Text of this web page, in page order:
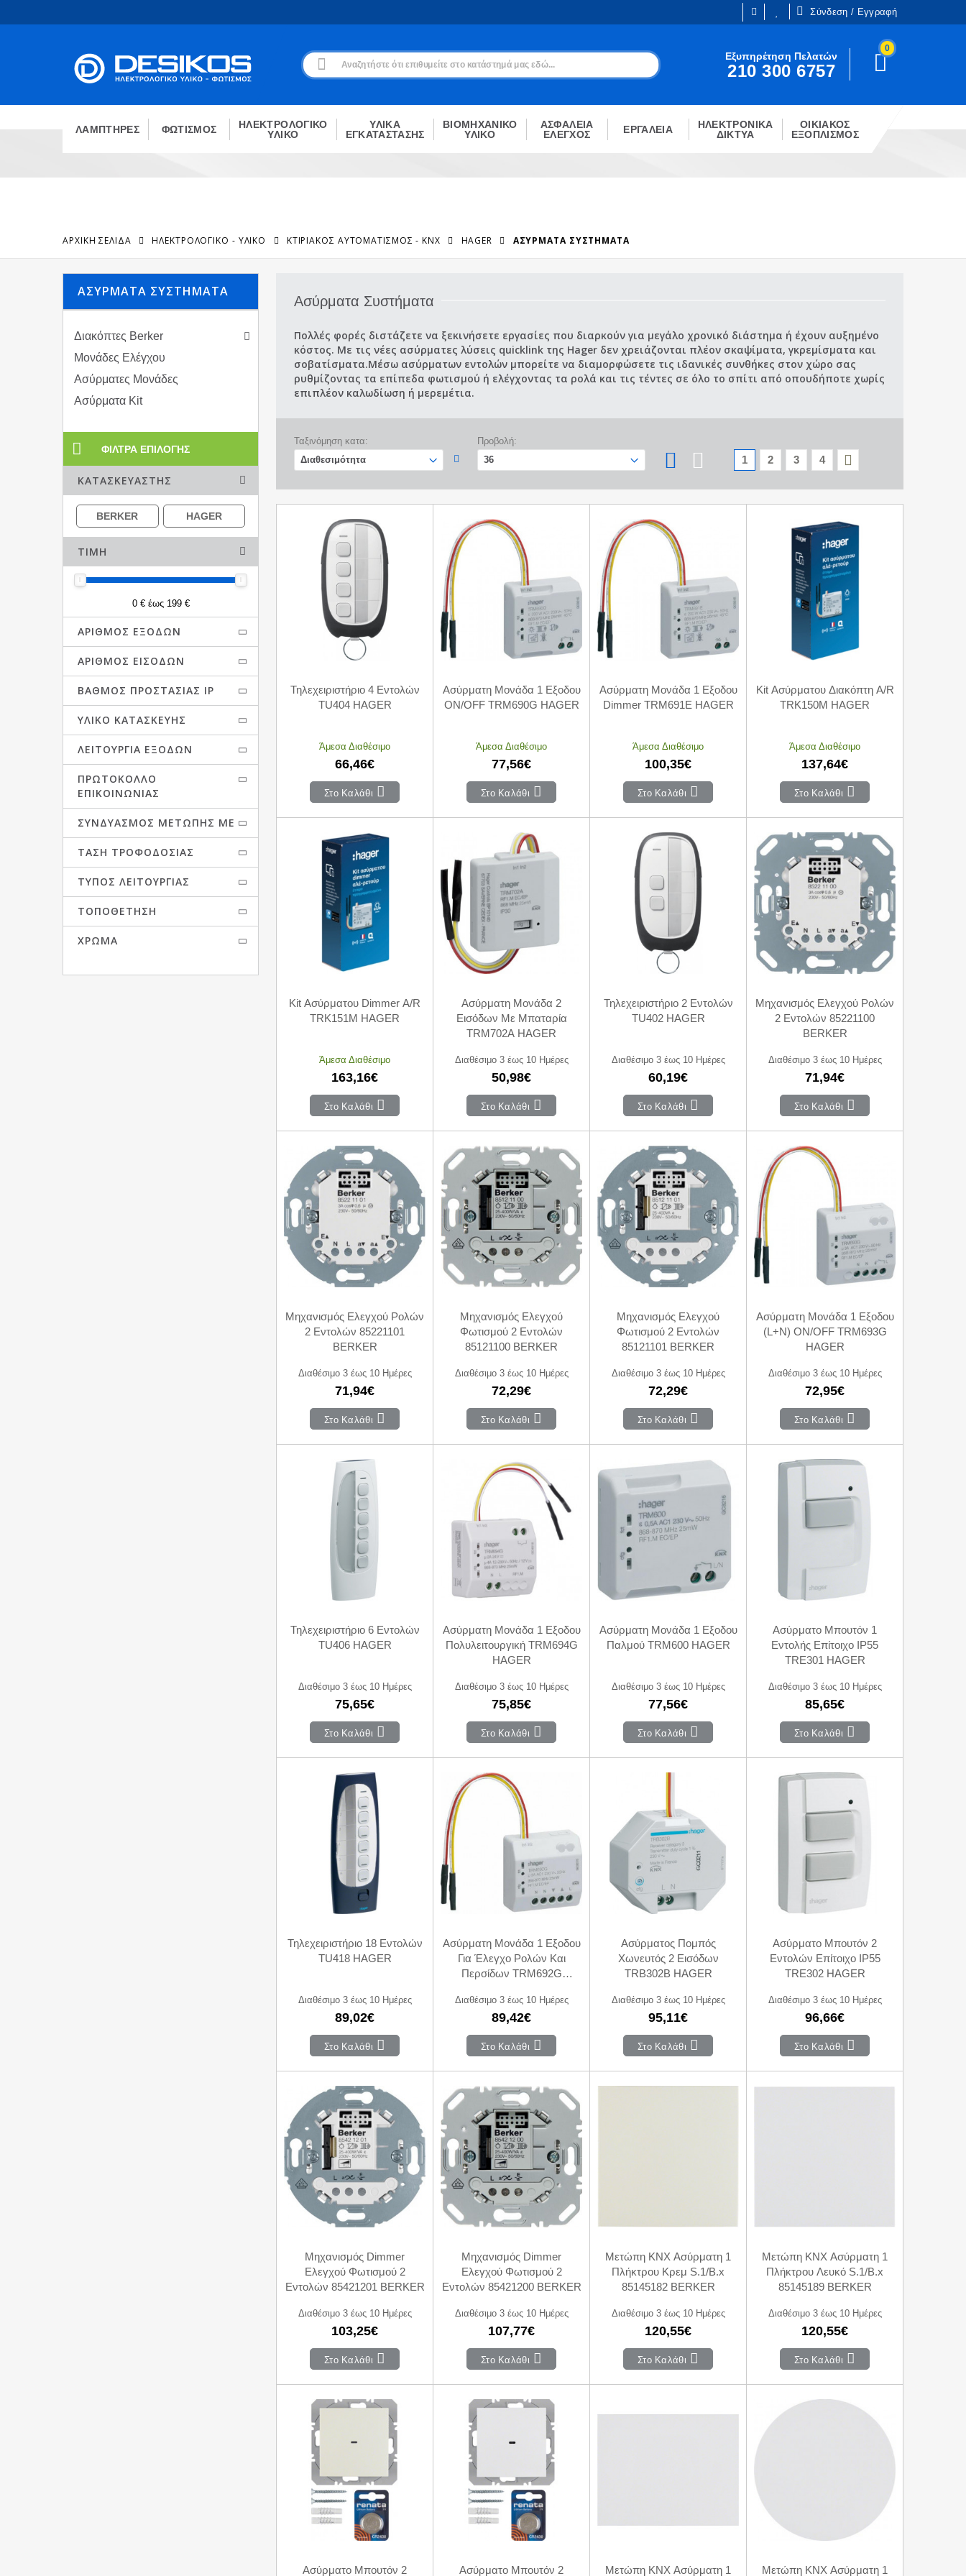
Σύνδεση / Εγγραφή
Εγγραφή
Δεν είσαι μέλος;
ΕΓΓΡΑΦΉ
Είμαι ήδη πελάτης
ΣΎΝΔΕΣΗ
Εξυπηρέτηση Πελατών
210 300 6757
0
ΛΑΜΠΤΗΡΕΣ ΦΩΤΙΣΜΟΣ
ΗΛΕΚΤΡΟΛΟΓΙΚΟ
ΥΛΙΚΟ
ΥΛΙΚΑ
ΕΓΚΑΤΑΣΤΑΣΗΣ
ΒΙΟΜΗΧΑΝΙΚΟ
ΥΛΙΚΟ
ΑΣΦΑΛΕΙΑ
ΕΛΕΓΧΟΣ
ΕΡΓΑΛΕΙΑ
ΗΛΕΚΤΡΟΝΙΚΑ
ΔΙΚΤΥΑ
ΟΙΚΙΑΚΟΣ
ΕΞΟΠΛΙΣΜΟΣ
ΑΡΧΙΚΉ ΣΕΛΊΔΑ ΗΛΕΚΤΡΟΛΟΓΙΚΟ - ΥΛΙΚΟ ΚΤΙΡΙΑΚΌΣ ΑΥΤΟΜΑΤΙΣΜΌΣ - KNX HAGER ΑΣΎΡΜΑΤΑ ΣΥΣΤΉΜΑΤΑ
ΑΣΎΡΜΑΤΑ ΣΥΣΤΉΜΑΤΑ
Διακόπτες Berker
Μονάδες Ελέγχου
Ασύρματες Μονάδες
Ασύρματα Kit
ΦΊΛΤΡΑ ΕΠΙΛΟΓΉΣ
ΚΑΤΑΣΚΕΥΑΣΤΉΣ
BERKER HAGER
ΤΙΜΉ
0 € έως 199 €
ΑΡΙΘΜΌΣ ΕΞΌΔΩΝ
ΑΡΙΘΜΌΣ ΕΙΣΌΔΩΝ
ΒΑΘΜΌΣ ΠΡΟΣΤΑΣΊΑΣ IP
ΥΛΙΚΌ ΚΑΤΑΣΚΕΥΉΣ
ΛΕΙΤΟΥΡΓΊΑ ΕΞΌΔΩΝ
ΠΡΩΤΌΚΟΛΛΟ
ΕΠΙΚΟΙΝΩΝΙΑΣ
ΣΥΝΔΥΑΣΜΌΣ ΜΕΤΏΠΗΣ ΜΕ
ΤΆΣΗ ΤΡΟΦΟΔΟΣΊΑΣ
ΤΎΠΟΣ ΛΕΙΤΟΥΡΓΊΑΣ
ΤΟΠΟΘΈΤΗΣΗ
ΧΡΏΜΑ
Ασύρματα Συστήματα
Πολλές φορές διστάζετε να ξεκινήσετε εργασίες που διαρκούν για μεγάλο χρονικό διάστημα ή έχουν αυξημένο
κόστος. Με τις νέες ασύρματες λύσεις quicklink της Hager δεν χρειάζονται πλέον σκαψίματα, γκρεμίσματα και
σοβατίσματα.Μέσω ασύρματων εντολών μπορείτε να διαμορφώσετε τις ιδανικές συνθήκες στον χώρο σας
ρυθμίζοντας τα επίπεδα φωτισμού ή ελέγχοντας τα ρολά και τις τέντες σε όλο το σπίτι από οπουδήποτε χωρίς
επιπλέον καλωδίωση ή μερεμέτια.
Ταξινόμηση κατα: Προβολή:
1 2 3 4
Τηλεχειριστήριο 4 Εντολών
TU404 HAGER
Άμεσα Διαθέσιμο
66,46€
Στο Καλάθι
Ασύρματη Μονάδα 1 Εξοδου
ON/OFF TRM690G HAGER
Άμεσα Διαθέσιμο
77,56€
Στο Καλάθι
Ασύρματη Μονάδα 1 Εξοδου
Dimmer TRM691E HAGER
Άμεσα Διαθέσιμο
100,35€
Στο Καλάθι
Kit Ασύρματου Διακόπτη A/R
TRK150M HAGER
Άμεσα Διαθέσιμο
137,64€
Στο Καλάθι
Kit Ασύρματου Dimmer A/R
TRK151M HAGER
Άμεσα Διαθέσιμο
163,16€
Στο Καλάθι
Ασύρματη Μονάδα 2
Εισόδων Με Μπαταρία
TRM702A HAGER
Διαθέσιμο 3 έως 10 Ημέρες
50,98€
Στο Καλάθι
Τηλεχειριστήριο 2 Εντολών
TU402 HAGER
Διαθέσιμο 3 έως 10 Ημέρες
60,19€
Στο Καλάθι
Μηχανισμός Ελεγχού Ρολών
2 Εντολών 85221100
BERKER
Διαθέσιμο 3 έως 10 Ημέρες
71,94€
Στο Καλάθι
Μηχανισμός Ελεγχού Ρολών
2 Εντολών 85221101
BERKER
Διαθέσιμο 3 έως 10 Ημέρες
71,94€
Στο Καλάθι
Μηχανισμός Ελεγχού
Φωτισμού 2 Εντολών
85121100 BERKER
Διαθέσιμο 3 έως 10 Ημέρες
72,29€
Στο Καλάθι
Μηχανισμός Ελεγχού
Φωτισμού 2 Εντολών
85121101 BERKER
Διαθέσιμο 3 έως 10 Ημέρες
72,29€
Στο Καλάθι
Ασύρματη Μονάδα 1 Εξοδου
(L+N) ON/OFF TRM693G
HAGER
Διαθέσιμο 3 έως 10 Ημέρες
72,95€
Στο Καλάθι
Τηλεχειριστήριο 6 Εντολών
TU406 HAGER
Διαθέσιμο 3 έως 10 Ημέρες
75,65€
Στο Καλάθι
Ασύρματη Μονάδα 1 Εξοδου
Πολυλειτουργική TRM694G
HAGER
Διαθέσιμο 3 έως 10 Ημέρες
75,85€
Στο Καλάθι
Ασύρματη Μονάδα 1 Εξοδου
Παλμού TRM600 HAGER
Διαθέσιμο 3 έως 10 Ημέρες
77,56€
Στο Καλάθι
Ασύρματο Μπουτόν 1
Εντολής Επίτοιχο IP55
TRE301 HAGER
Διαθέσιμο 3 έως 10 Ημέρες
85,65€
Στο Καλάθι
Τηλεχειριστήριο 18 Εντολών
TU418 HAGER
Διαθέσιμο 3 έως 10 Ημέρες
89,02€
Στο Καλάθι
Ασύρματη Μονάδα 1 Εξοδου
Για Έλεγχο Ρολών Και
Περσίδων TRM692G
Διαθέσιμο 3 έως 10 Ημέρες
89,42€
Στο Καλάθι
Ασύρματος Πομπός
Χωνευτός 2 Εισόδων
TRB302B HAGER
Διαθέσιμο 3 έως 10 Ημέρες
95,11€
Στο Καλάθι
Ασύρματο Μπουτόν 2
Εντολών Επίτοιχο IP55
TRE302 HAGER
Διαθέσιμο 3 έως 10 Ημέρες
96,66€
Στο Καλάθι
Μηχανισμός Dimmer
Ελεγχού Φωτισμού 2
Εντολών 85421201 BERKER
Διαθέσιμο 3 έως 10 Ημέρες
103,25€
Στο Καλάθι
Μηχανισμός Dimmer
Ελεγχού Φωτισμού 2
Εντολών 85421200 BERKER
Διαθέσιμο 3 έως 10 Ημέρες
107,77€
Στο Καλάθι
Μετώπη KNX Ασύρματη 1
Πλήκτρου Κρεμ S.1/B.x
85145182 BERKER
Διαθέσιμο 3 έως 10 Ημέρες
120,55€
Στο Καλάθι
Μετώπη KNX Ασύρματη 1
Πλήκτρου Λευκό S.1/B.x
85145189 BERKER
Διαθέσιμο 3 έως 10 Ημέρες
120,55€
Στο Καλάθι
Ασύρματο Μπουτόν 2 Ασύρματο Μπουτόν 2 Μετώπη KNX Ασύρματη 1 Μετώπη KNX Ασύρματη 1